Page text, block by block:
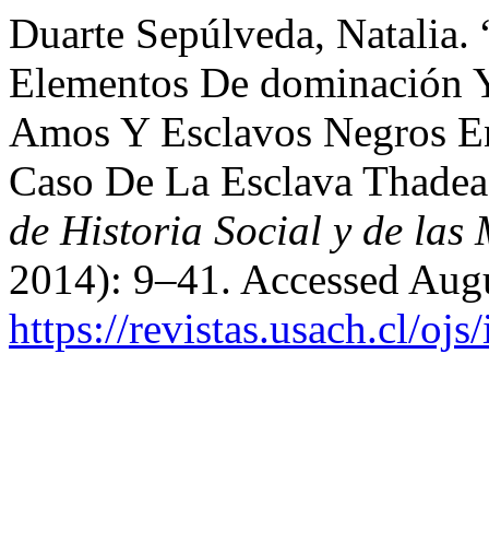
Duarte Sepúlveda,
Elementos De dominación
Amos Y Esclavos Negros
Caso De La Esclava
de Historia Social y de las
2014): 9–41. Accessed
https://revistas.usach.cl/